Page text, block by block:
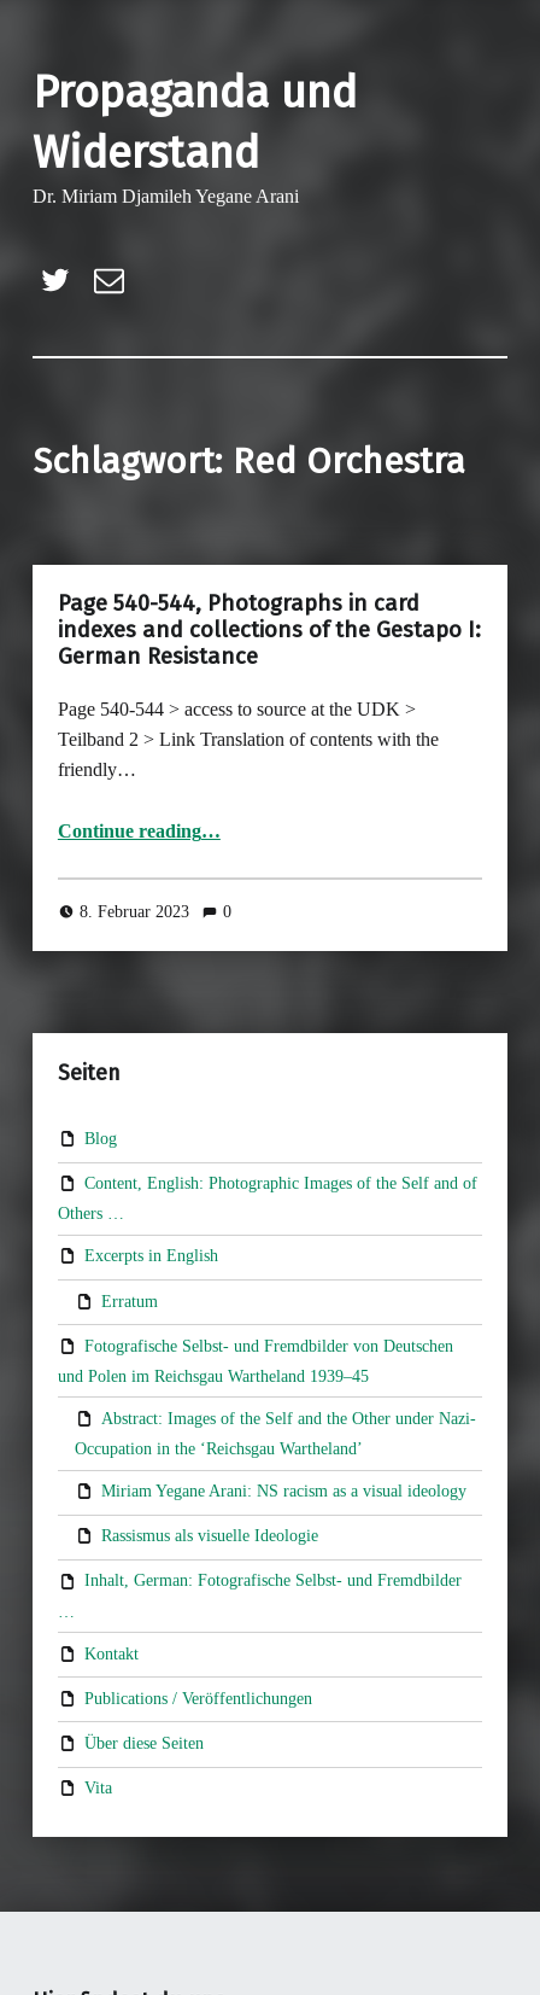
Propaganda und
Widerstand
Dr. Miriam Djamileh Yegane Arani
Schlagwort: Red Orchestra
Page 540-544, Photographs in card
indexes and collections of the Gestapo I:
German Resistance
Page 540-544 > access to source at the UDK >
Teilband 2 > Link Translation of contents with the
friendly…
Continue reading“Page 540-544, Photographs in card indexes and collections of the Gestapo I: German Resistance”
…
8. Februar 2023 0
Seiten
Blog
Content, English: Photographic Images of the Self and of
Others …
Excerpts in English
Erratum
Fotografische Selbst- und Fremdbilder von Deutschen
und Polen im Reichsgau Wartheland 1939–45
Abstract: Images of the Self and the Other under Nazi-
Occupation in the ‘Reichsgau Wartheland’
Miriam Yegane Arani: NS racism as a visual ideology
Rassismus als visuelle Ideologie
Inhalt, German: Fotografische Selbst- und Fremdbilder
Kontakt
Publications / Veröffentlichungen
Über diese Seiten
Vita